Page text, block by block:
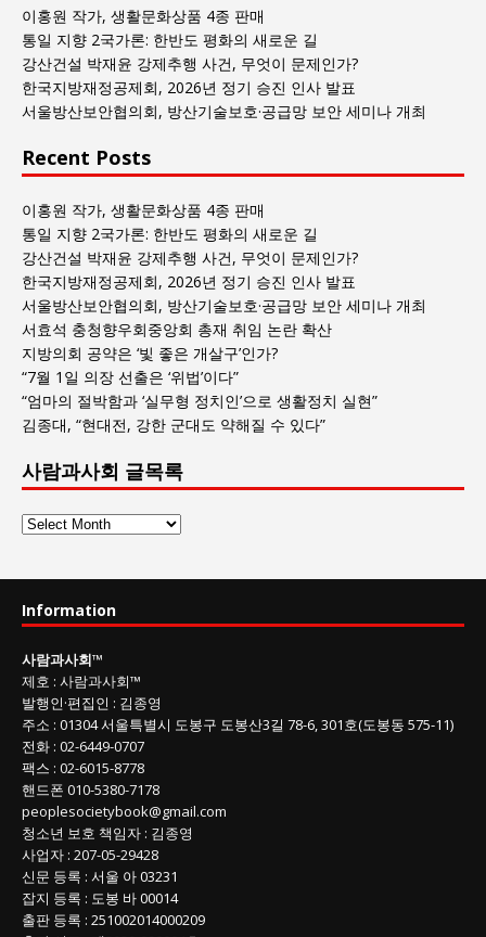
회
글
목
록
이홍원 작가, 생활문화상품 4종 판매
통일 지향 2국가론: 한반도 평화의 새로운 길
강산건설 박재윤 강제추행 사건, 무엇이 문제인가?
한국지방재정공제회, 2026년 정기 승진 인사 발표
서울방산보안협의회, 방산기술보호·공급망 보안 세미나 개최
Recent Posts
이홍원 작가, 생활문화상품 4종 판매
통일 지향 2국가론: 한반도 평화의 새로운 길
강산건설 박재윤 강제추행 사건, 무엇이 문제인가?
한국지방재정공제회, 2026년 정기 승진 인사 발표
서울방산보안협의회, 방산기술보호·공급망 보안 세미나 개최
서효석 충청향우회중앙회 총재 취임 논란 확산
지방의회 공약은 ‘빛 좋은 개살구’인가?
“7월 1일 의장 선출은 ‘위법’이다”
“엄마의 절박함과 ‘실무형 정치인’으로 생활정치 실현”
김종대, “현대전, 강한 군대도 약해질 수 있다”
사람과사회 글목록
사
회
목
록
Information
사람과사회™
제호 : 사람과사회™
발행인·편집인 : 김종영
주소 : 01304서울특별시 도봉구 도봉산3길 78-6, 301호(도봉동 575-11)
전화 : 02-6449-0707
팩스 : 02-6015-8778
핸드폰 010-5380-7178
peoplesocietybook@gmail.com
청소년 보호 책임자 : 김종영
사업자 : 207-05-29428
신문 등록 : 서울 아 03231
잡지 등록 : 도봉 바 00014
출판 등록 : 251002014000209